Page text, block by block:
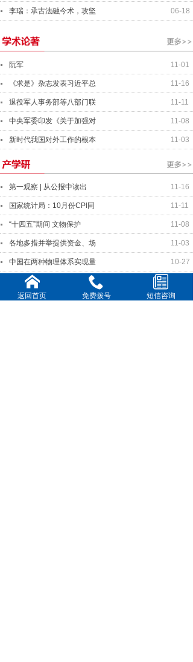
06-18
李瑞：承古法融今术，攻坚
11-01
阮军
11-16
《求是》杂志发表习近平总
11-11
退役军人事务部等八部门联
11-08
中央军委印发《关于加强对
11-03
新时代我国对外工作的根本
11-16
第一观察 | 从公报中读出
11-11
国家统计局：10月份CPI同
11-08
“十四五”期间 文物保护
11-03
各地多措并举提供资金、场
10-27
中国在两种物理体系实现量
返回首页 免费拨号 短信咨询